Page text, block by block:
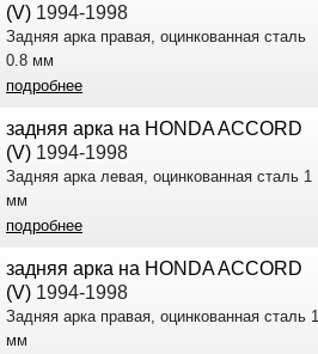
(V) 1994-1998
Задняя арка правая, оцинкованная сталь
0.8 мм
подробнее
задняя арка на HONDA ACCORD
(V) 1994-1998
Задняя арка левая, оцинкованная сталь 1
мм
подробнее
задняя арка на HONDA ACCORD
(V) 1994-1998
Задняя арка правая, оцинкованная сталь 1
мм